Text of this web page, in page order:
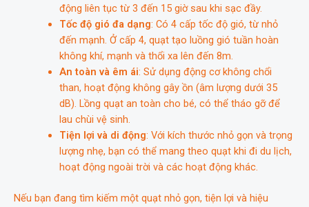
động liên tục từ 3 đến 15 giờ sau khi sạc đầy.
Tốc độ gió đa dạng: Có 4 cấp tốc độ gió, từ nhỏ
đến mạnh. Ở cấp 4, quạt tạo luồng gió tuần hoàn
không khí, mạnh và thổi xa lên đến 8m.
An toàn và êm ái: Sử dụng động cơ không chổi
than, hoạt động không gây ồn (âm lượng dưới 35
dB). Lồng quạt an toàn cho bé, có thể tháo gỡ để
lau chùi vệ sinh.
Tiện lợi và di động: Với kích thước nhỏ gọn và trọng
lượng nhẹ, bạn có thể mang theo quạt khi đi du lịch,
hoạt động ngoài trời và các hoạt động khác.
Nếu bạn đang tìm kiếm một quạt nhỏ gọn, tiện lợi và hiệu